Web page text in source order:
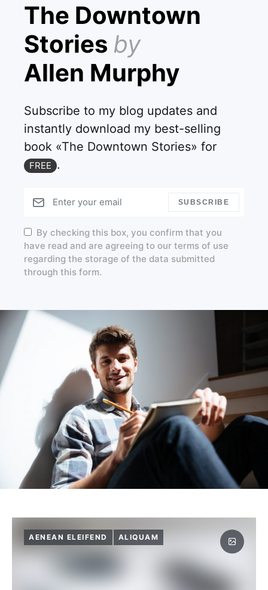
The Downtown
Stories by
Allen Murphy
Subscribe to my blog updates and
instantly download my best-selling
book «The Downtown Stories» for
FREE .
SUBSCRIBE
By checking this box, you confirm that you
have read and are agreeing to our terms of use
regarding the storage of the data submitted
through this form.
AENEAN ELEIFEND ALIQUAM